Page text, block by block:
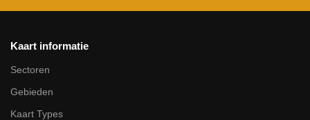
Kaart informatie
Sectoren
Gebieden
Kaart Types